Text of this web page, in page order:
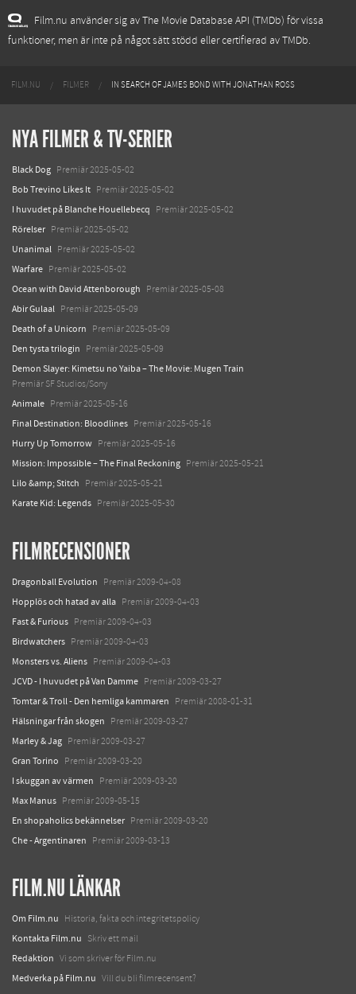
Film.nu använder sig av The Movie Database API (TMDb) för vissa
funktioner, men är inte på något sätt stödd eller certifierad av TMDb.
FILM.NU FILMER IN SEARCH OF JAMES BOND WITH JONATHAN ROSS
NYA FILMER & TV-SERIER
Black Dog Premiär 2025-05-02
Bob Trevino Likes It Premiär 2025-05-02
I huvudet på Blanche Houellebecq Premiär 2025-05-02
Rörelser Premiär 2025-05-02
Unanimal Premiär 2025-05-02
Warfare Premiär 2025-05-02
Ocean with David Attenborough Premiär 2025-05-08
Abir Gulaal Premiär 2025-05-09
Death of a Unicorn Premiär 2025-05-09
Den tysta trilogin Premiär 2025-05-09
Demon Slayer: Kimetsu no Yaiba – The Movie: Mugen Train
Premiär SF Studios/Sony
Animale Premiär 2025-05-16
Final Destination: Bloodlines Premiär 2025-05-16
Hurry Up Tomorrow Premiär 2025-05-16
Mission: Impossible – The Final Reckoning Premiär 2025-05-21
Lilo &amp; Stitch Premiär 2025-05-21
Karate Kid: Legends Premiär 2025-05-30
FILMRECENSIONER
Dragonball Evolution Premiär 2009-04-08
Hopplös och hatad av alla Premiär 2009-04-03
Fast & Furious Premiär 2009-04-03
Birdwatchers Premiär 2009-04-03
Monsters vs. Aliens Premiär 2009-04-03
JCVD - I huvudet på Van Damme Premiär 2009-03-27
Tomtar & Troll - Den hemliga kammaren Premiär 2008-01-31
Hälsningar från skogen Premiär 2009-03-27
Marley & Jag Premiär 2009-03-27
Gran Torino Premiär 2009-03-20
I skuggan av värmen Premiär 2009-03-20
Max Manus Premiär 2009-05-15
En shopaholics bekännelser Premiär 2009-03-20
Che - Argentinaren Premiär 2009-03-13
FILM.NU LÄNKAR
Om Film.nu Historia, fakta och integritetspolicy
Kontakta Film.nu Skriv ett mail
Redaktion Vi som skriver för Film.nu
Medverka på Film.nu Vill du bli filmrecensent?